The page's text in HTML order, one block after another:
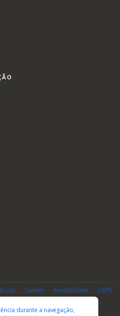
Uso Cookies Acessibilidade LGPD
E AFILIAÇÕES
durante a navegação,